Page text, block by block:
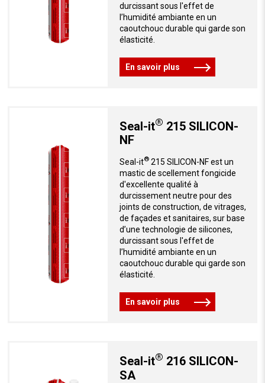
durcissant sous l'effet de
l’humidité ambiante en un
caoutchouc durable qui garde son
élasticité.
En savoir plus
Seal-it® 215 SILICON-
NF
Seal-it®215 SILICON-NF est un
mastic de scellement fongicide
d'excellente qualité à
durcissement neutre pour des
joints de construction, de vitrages,
de façades et sanitaires, sur base
d’une technologie de silicones,
durcissant sous l'effet de
l’humidité ambiante en un
caoutchouc durable qui garde son
élasticité.
En savoir plus
Seal-it® 216 SILICON-
SA